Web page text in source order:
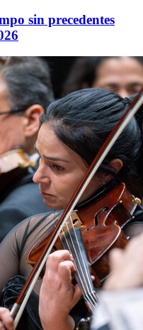
sin precedentes